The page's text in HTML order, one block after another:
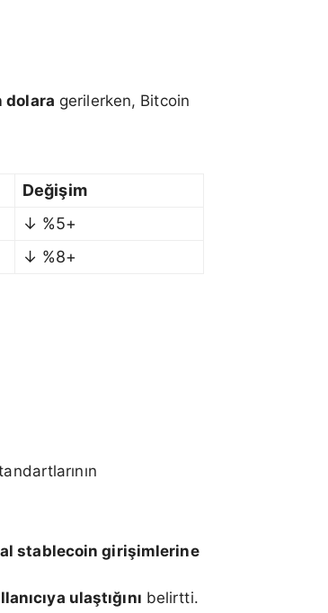
dolara gerilerken, Bitcoin
Değişim
↓ %5+
↓ %8+
stablecoin girişimlerine
ulaştığını belirtti.